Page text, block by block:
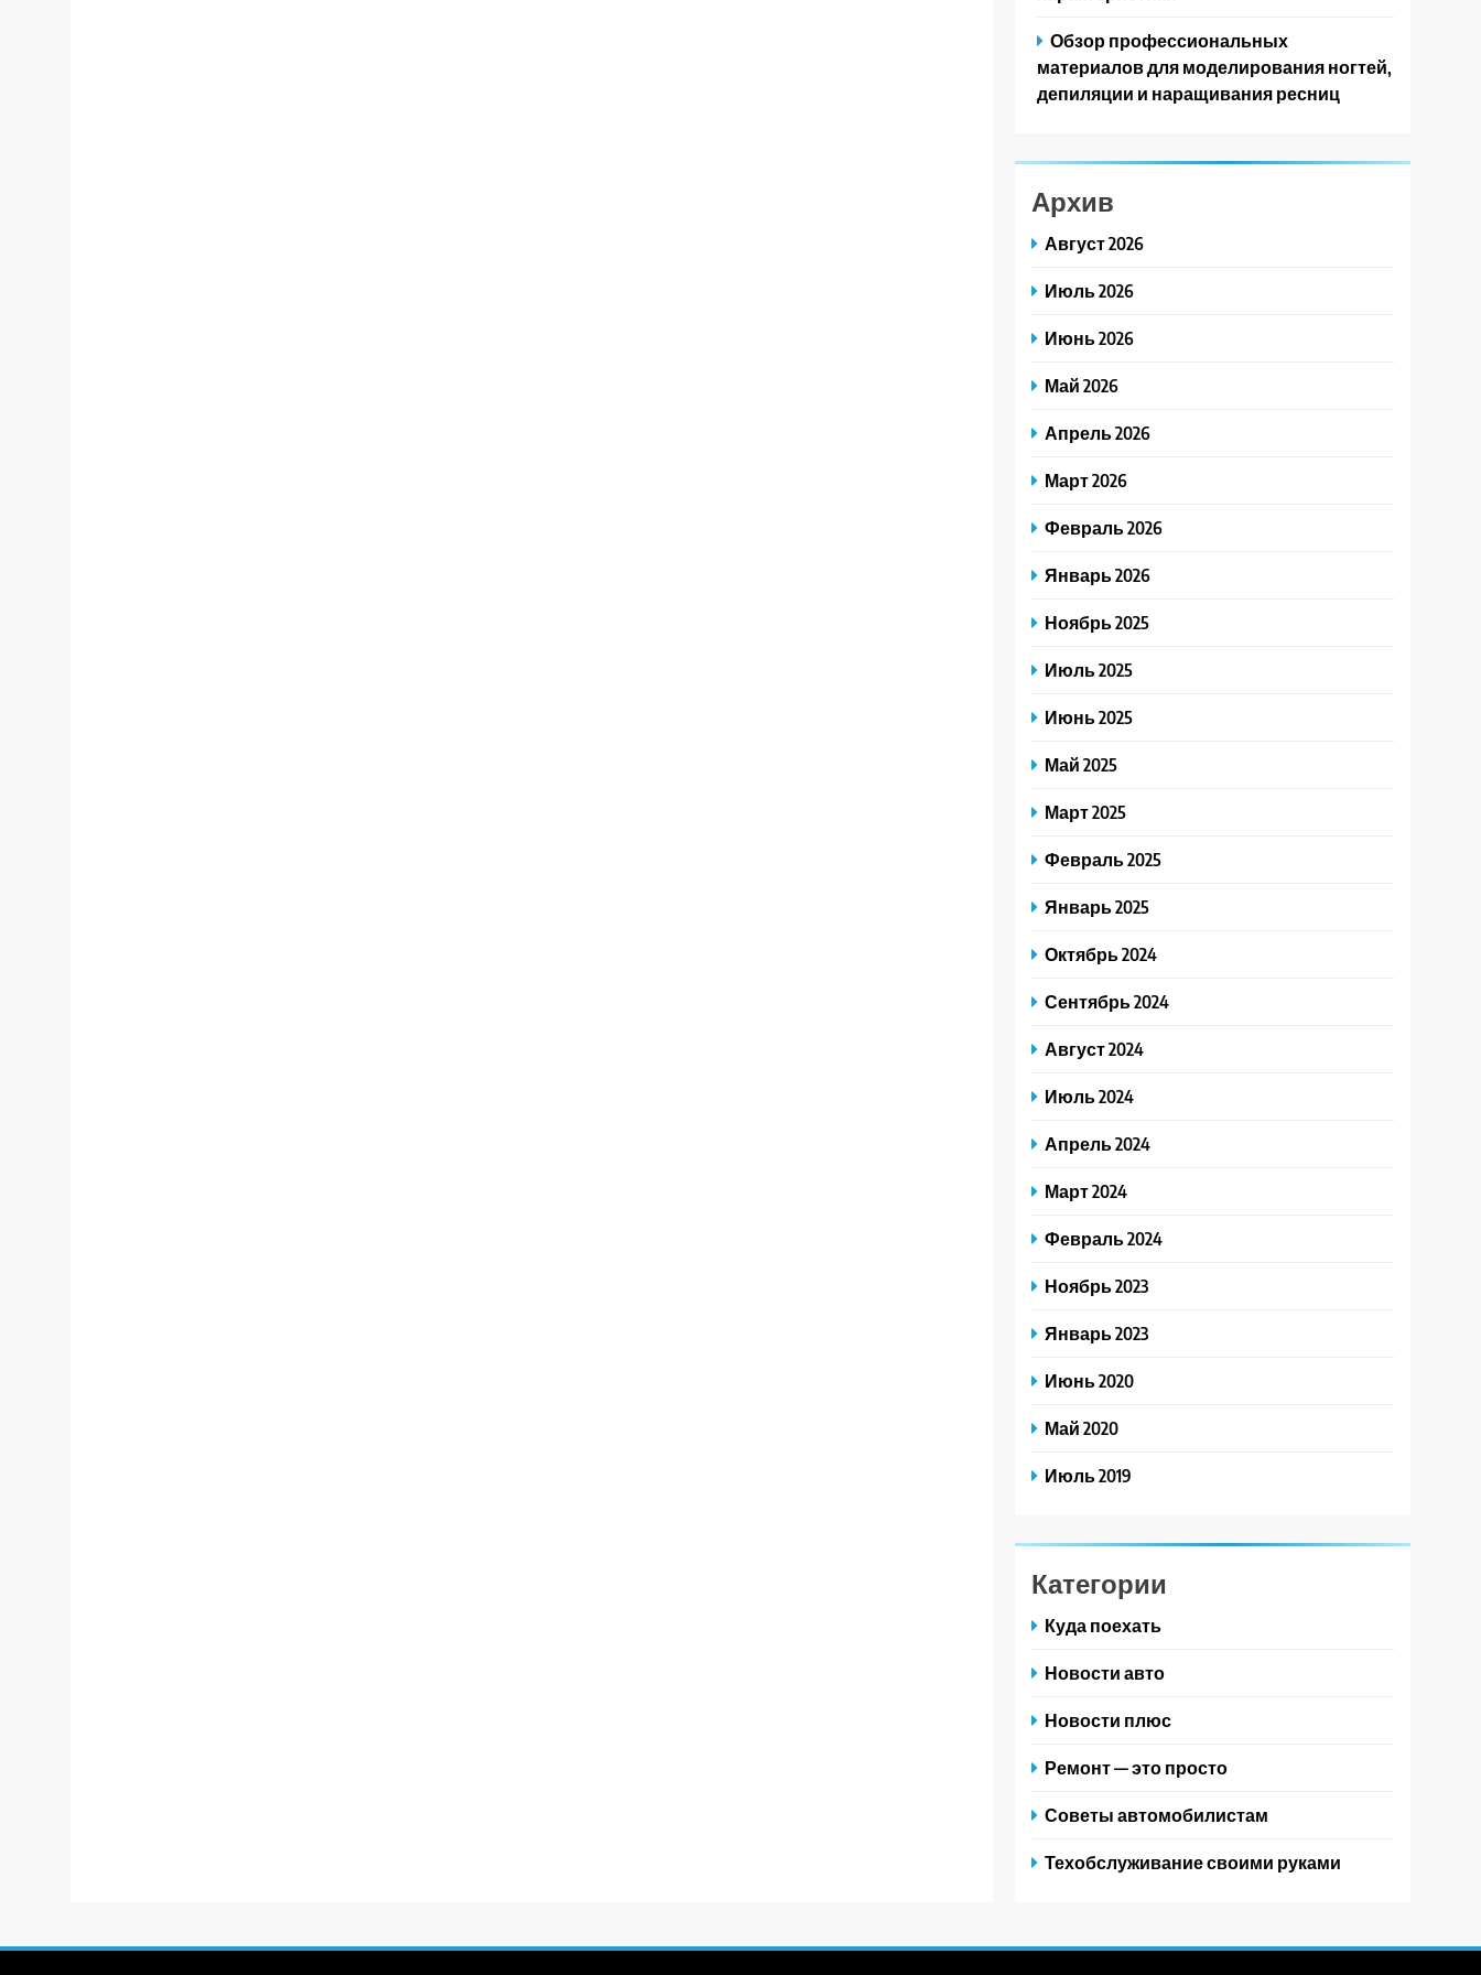
Обзор профессиональных
материалов для моделирования ногтей,
депиляции и наращивания ресниц
Архив
Август 2026
Июль 2026
Июнь 2026
Май 2026
Апрель 2026
Март 2026
Февраль 2026
Январь 2026
Ноябрь 2025
Июль 2025
Июнь 2025
Май 2025
Март 2025
Февраль 2025
Январь 2025
Октябрь 2024
Сентябрь 2024
Август 2024
Июль 2024
Апрель 2024
Март 2024
Февраль 2024
Ноябрь 2023
Январь 2023
Июнь 2020
Май 2020
Июль 2019
Категории
Куда поехать
Новости авто
Новости плюс
Ремонт — это просто
Советы автомобилистам
Техобслуживание своими руками